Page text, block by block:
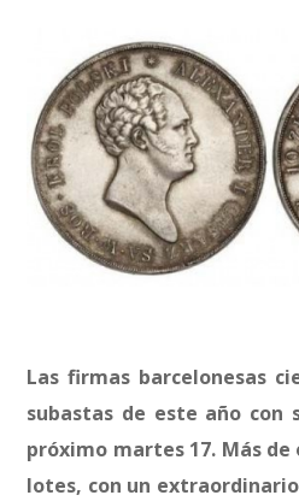
Las firmas barcelonesas
subastas de este año con
próximo martes 17. Más
lotes, con un